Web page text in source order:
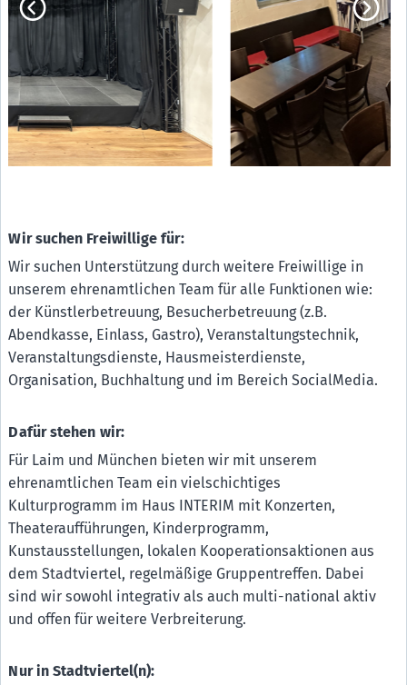
Wir suchen Freiwillige für:
Wir suchen Unterstützung durch weitere Freiwillige in
unserem ehrenamtlichen Team für alle Funktionen wie:
der Künstlerbetreuung, Besucherbetreuung (z.B.
Abendkasse, Einlass, Gastro), Veranstaltungstechnik,
Veranstaltungsdienste, Hausmeisterdienste,
Organisation, Buchhaltung und im Bereich SocialMedia.
Dafür stehen wir:
Für Laim und München bieten wir mit unserem
ehrenamtlichen Team ein vielschichtiges
Kulturprogramm im Haus INTERIM mit Konzerten,
Theateraufführungen, Kinderprogramm,
Kunstausstellungen, lokalen Kooperationsaktionen aus
dem Stadtviertel, regelmäßige Gruppentreffen. Dabei
sind wir sowohl integrativ als auch multi-national aktiv
und offen für weitere Verbreiterung.
Nur in Stadtviertel(n):